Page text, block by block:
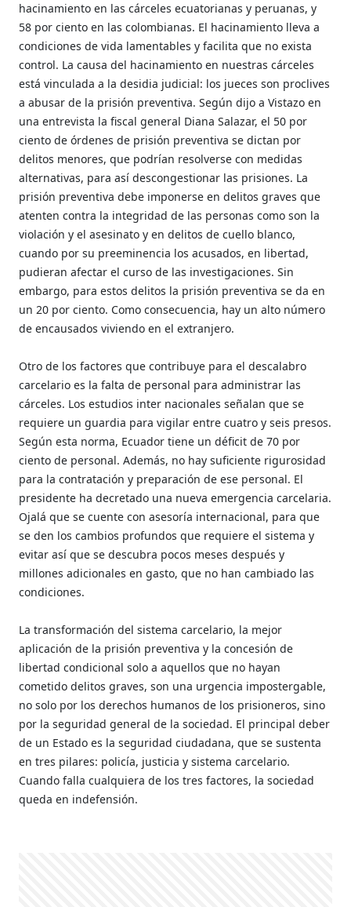
hacinamiento en las cárceles ecuatorianas y peruanas, y
58 por ciento en las colombianas. El hacinamiento lleva a
condiciones de vida lamentables y facilita que no exista
control. La causa del hacinamiento en nuestras cárceles
está vinculada a la desidia judicial: los jueces son proclives
a abusar de la prisión preventiva. Según dijo a Vistazo en
una entrevista la fiscal general Diana Salazar, el 50 por
ciento de órdenes de prisión preventiva se dictan por
delitos menores, que podrían resolverse con medidas
alternativas, para así descongestionar las prisiones. La
prisión preventiva debe imponerse en delitos graves que
atenten contra la integridad de las personas como son la
violación y el asesinato y en delitos de cuello blanco,
cuando por su preeminencia los acusados, en libertad,
pudieran afectar el curso de las investigaciones. Sin
embargo, para estos delitos la prisión preventiva se da en
un 20 por ciento. Como consecuencia, hay un alto número
de encausados viviendo en el extranjero.
Otro de los factores que contribuye para el descalabro
carcelario es la falta de personal para administrar las
cárceles. Los estudios inter nacionales señalan que se
requiere un guardia para vigilar entre cuatro y seis presos.
Según esta norma, Ecuador tiene un déficit de 70 por
ciento de personal. Además, no hay suficiente rigurosidad
para la contratación y preparación de ese personal. El
presidente ha decretado una nueva emergencia carcelaria.
Ojalá que se cuente con asesoría internacional, para que
se den los cambios profundos que requiere el sistema y
evitar así que se descubra pocos meses después y
millones adicionales en gasto, que no han cambiado las
condiciones.
La transformación del sistema carcelario, la mejor
aplicación de la prisión preventiva y la concesión de
libertad condicional solo a aquellos que no hayan
cometido delitos graves, son una urgencia impostergable,
no solo por los derechos humanos de los prisioneros, sino
por la seguridad general de la sociedad. El principal deber
de un Estado es la seguridad ciudadana, que se sustenta
en tres pilares: policía, justicia y sistema carcelario.
Cuando falla cualquiera de los tres factores, la sociedad
queda en indefensión.